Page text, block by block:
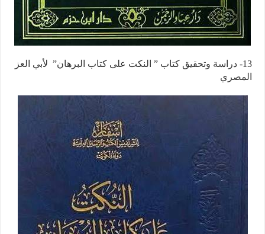
13- دراسة وتحقيق كتاب ” النكت على كتاب البرهان” لأبي العز
المصري